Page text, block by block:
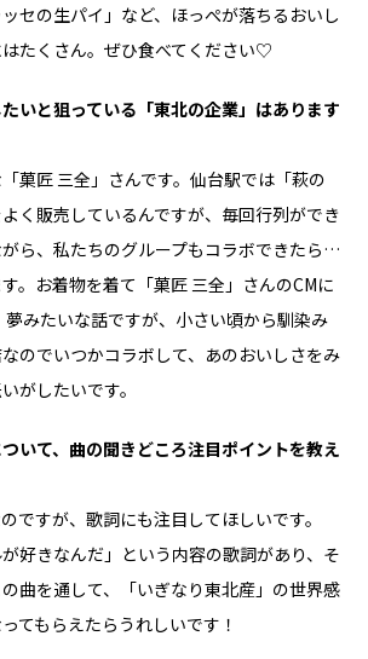
セの生パイ」など、ほっぺが落ちるおいし
たくさん。ぜひ食べてください♡
いと狙っている「東北の企業」はあります
「菓匠 三全」さんです。仙台駅では「萩の
く販売しているんですが、毎回行列ができ
ら、私たちのグループもコラボできたら…
。お着物を着て「菓匠 三全」さんのCMに
夢みたいな話ですが、小さい頃から馴染み
のでいつかコラボして、あのおいしさをみ
がしたいです。
ついて、曲の聞きどころ注目ポイントを教え
ですが、歌詞にも注目してほしいです。
が好きなんだ」という内容の歌詞があり、そ
曲を通して、「いぎなり東北産」の世界感
てもらえたらうれしいです！